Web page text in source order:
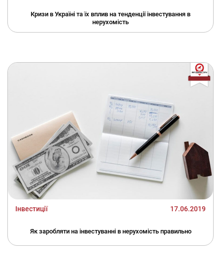
Кризи в Україні та їх вплив на тенденції інвестування в
нерухомість
Інвестиції 17.06.2019
Як заробляти на інвестуванні в нерухомість правильно